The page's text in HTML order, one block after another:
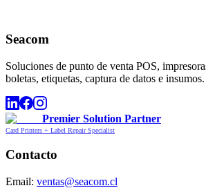
Seacom
Soluciones de punto de venta POS,
boletas, etiquetas, captura de datos e insumos.
Premier Solution Partner
Card Printers + Label Repair Specialist
Contacto
Email: ventas@seacom.cl